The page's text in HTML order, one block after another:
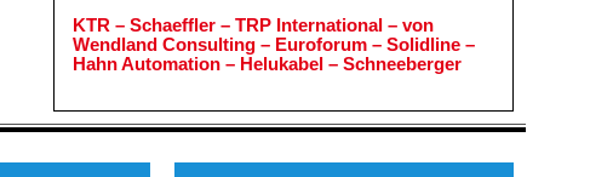
KTR – Schaeffler – TRP International – von
Wendland Consulting – Euroforum – Solidline –
Hahn Automation – Helukabel – Schneeberger